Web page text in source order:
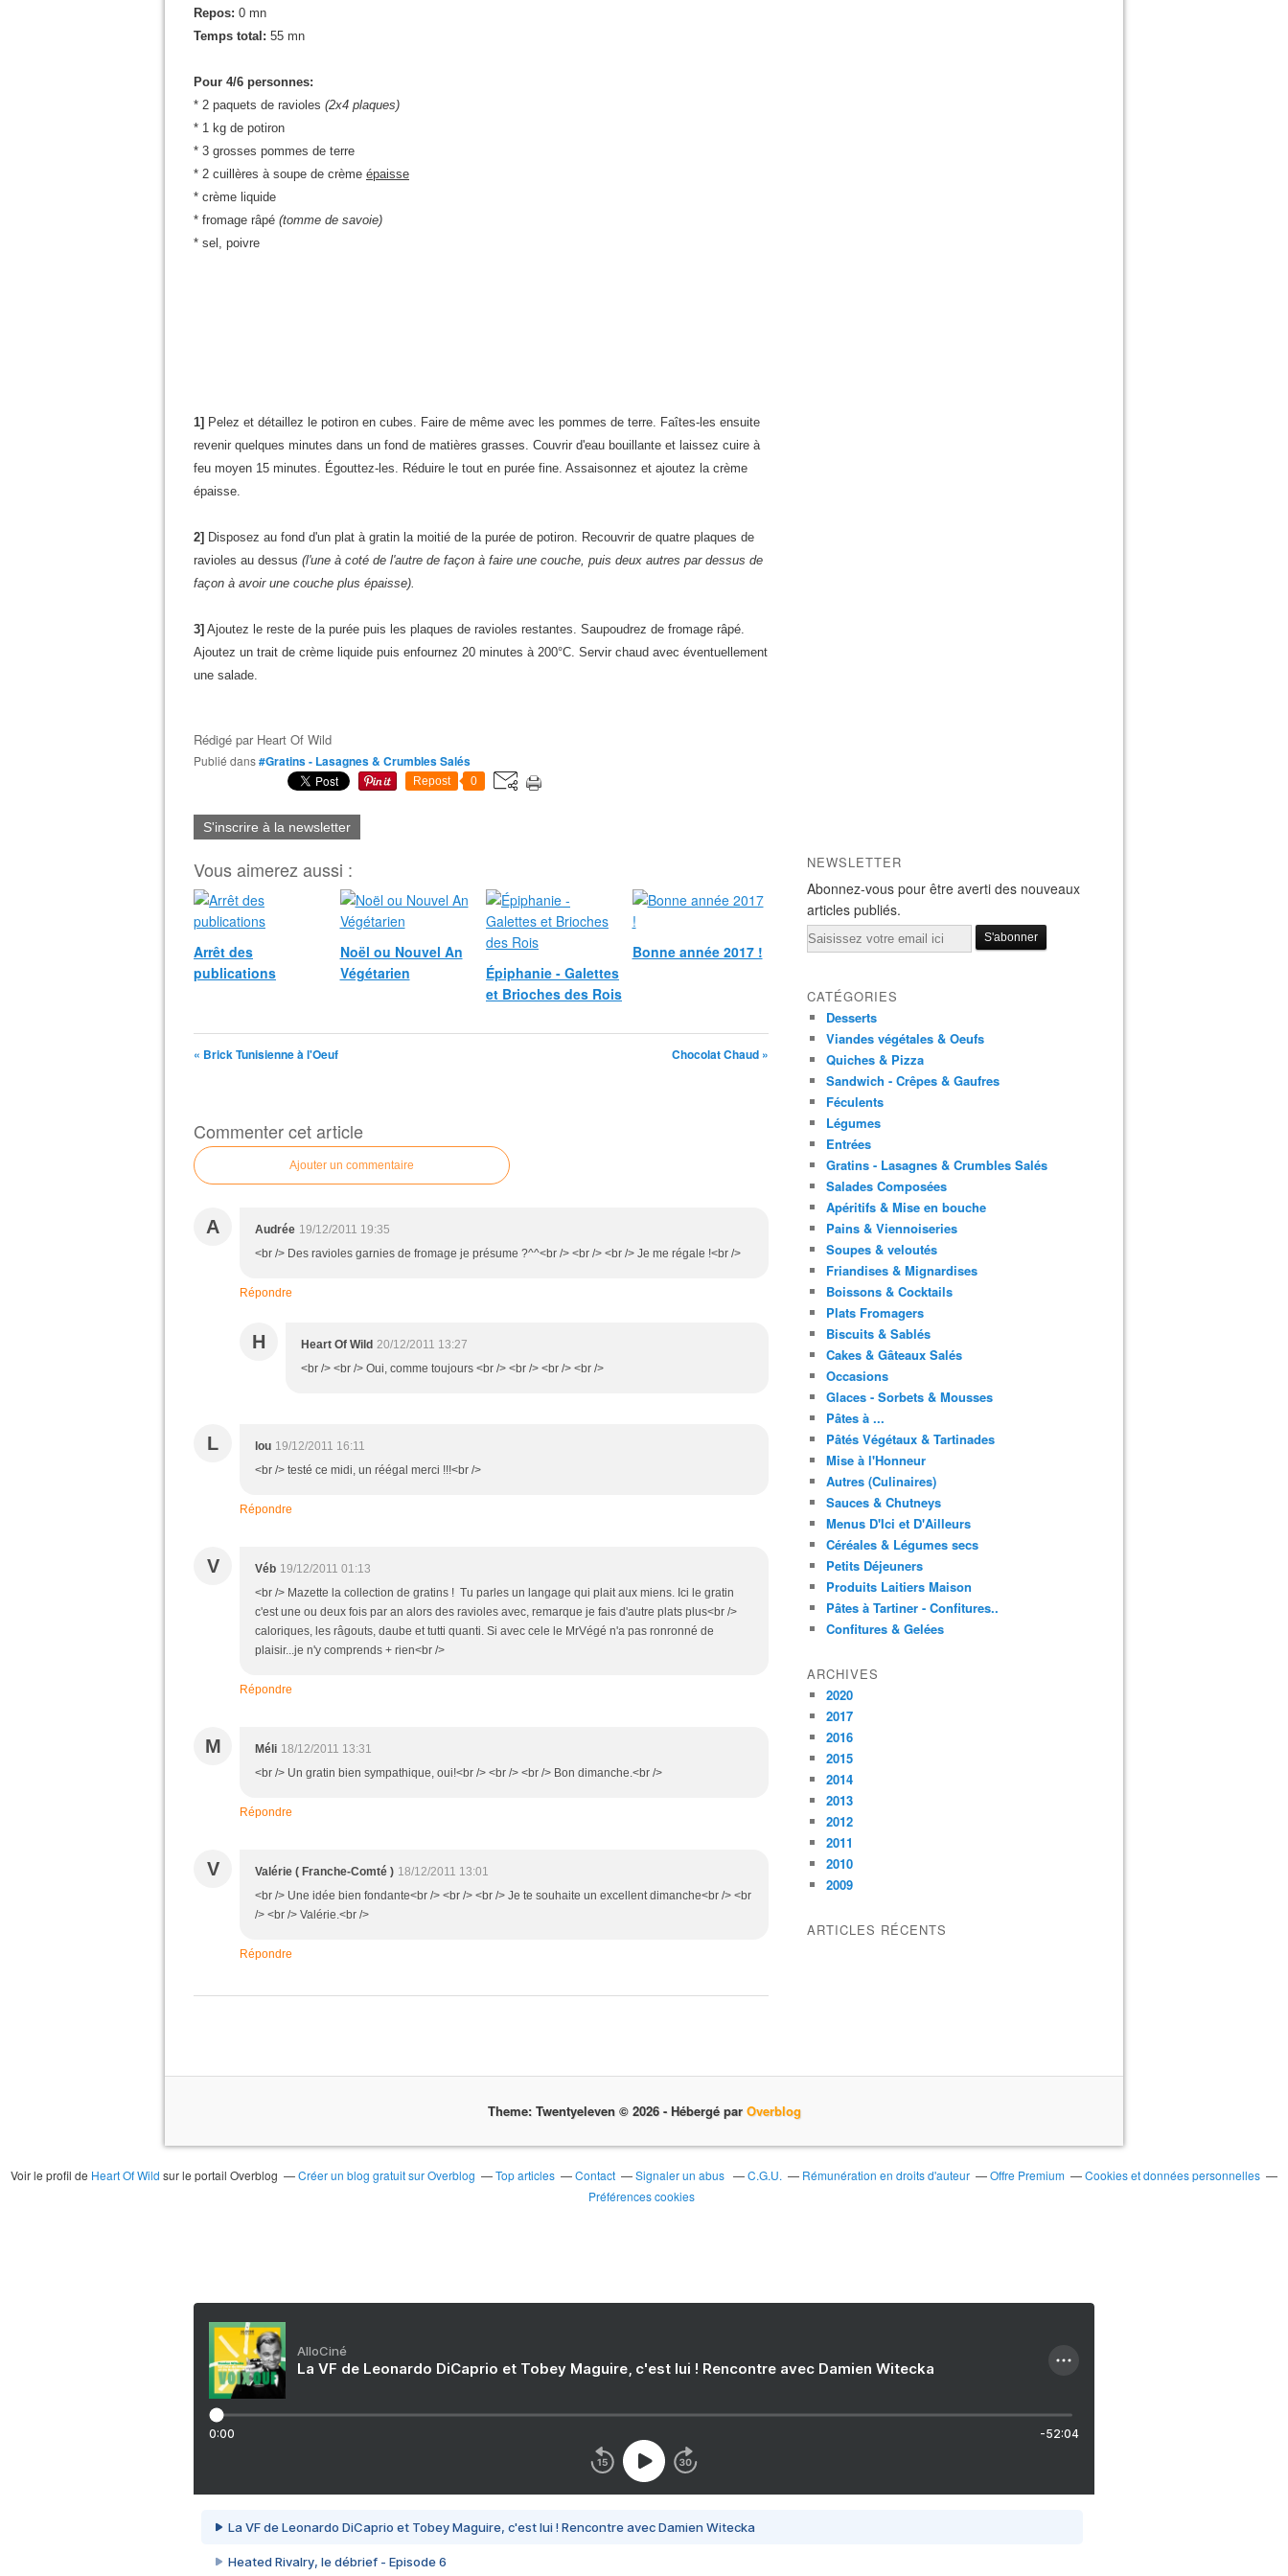
Repos: 0 mn
Temps total: 55 mn
Pour 4/6 personnes:
* 2 paquets de ravioles (2x4 plaques)
* 1 kg de potiron
* 3 grosses pommes de terre
* 2 cuillères à soupe de crème épaisse
* crème liquide
* fromage râpé (tomme de savoie)
* sel, poivre
1] Pelez et détaillez le potiron en cubes. Faire de même avec les pommes de terre. Faîtes-les ensuite
revenir quelques minutes dans un fond de matières grasses. Couvrir d'eau bouillante et laissez cuire à
feu moyen 15 minutes. Égouttez-les. Réduire le tout en purée fine. Assaisonnez et ajoutez la crème
épaisse.
2] Disposez au fond d'un plat à gratin la moitié de la purée de potiron. Recouvrir de quatre plaques de
ravioles au dessus (l'une à coté de l'autre de façon à faire une couche, puis deux autres par dessus de
façon à avoir une couche plus épaisse).
3] Ajoutez le reste de la purée puis les plaques de ravioles restantes. Saupoudrez de fromage râpé.
Ajoutez un trait de crème liquide puis enfournez 20 minutes à 200°C. Servir chaud avec éventuellement
une salade.
Rédigé par Heart Of Wild
Publié dans#Gratins - Lasagnes & Crumbles Salés
Repost 0
S'inscrire à la newsletter
Vous aimerez aussi :
Arrêt des
publications
Noël ou Nouvel An
Végétarien
Épiphanie - Galettes
et Brioches des Rois
Bonne année 2017 !
« Brick Tunisienne à l'Oeuf Chocolat Chaud »
Commenter cet article
Ajouter un commentaire
A Audrée 19/12/2011 19:35
<br /> Des ravioles garnies de fromage je présume ?^^<br /> <br /> <br /> Je me régale !<br />
Répondre
H Heart Of Wild 20/12/2011 13:27
<br /> <br /> Oui, comme toujours <br /> <br /> <br /> <br />
L lou 19/12/2011 16:11
<br /> testé ce midi, un réégal merci !!!<br />
Répondre
V Véb 19/12/2011 01:13
<br /> Mazette la collection de gratins ! Tu parles un langage qui plait aux miens. Ici le gratin
c'est une ou deux fois par an alors des ravioles avec, remarque je fais d'autre plats plus<br />
caloriques, les râgouts, daube et tutti quanti. Si avec cele le MrVégé n'a pas ronronné de
plaisir...je n'y comprends + rien<br />
Répondre
M Méli 18/12/2011 13:31
<br /> Un gratin bien sympathique, oui!<br /> <br /> <br /> Bon dimanche.<br />
Répondre
V Valérie ( Franche-Comté ) 18/12/2011 13:01
<br /> Une idée bien fondante<br /> <br /> <br /> Je te souhaite un excellent dimanche<br /> <br
/> <br /> Valérie.<br />
Répondre
NEWSLETTER
Abonnez-vous pour être averti des nouveaux
articles publiés.
Email
CATÉGORIES
Desserts
Viandes végétales & Oeufs
Quiches & Pizza
Sandwich - Crêpes & Gaufres
Féculents
Légumes
Entrées
Gratins - Lasagnes & Crumbles Salés
Salades Composées
Apéritifs & Mise en bouche
Pains & Viennoiseries
Soupes & veloutés
Friandises & Mignardises
Boissons & Cocktails
Plats Fromagers
Biscuits & Sablés
Cakes & Gâteaux Salés
Occasions
Glaces - Sorbets & Mousses
Pâtes à ...
Pâtés Végétaux & Tartinades
Mise à l'Honneur
Autres (Culinaires)
Sauces & Chutneys
Menus D'Ici et D'Ailleurs
Céréales & Légumes secs
Petits Déjeuners
Produits Laitiers Maison
Pâtes à Tartiner - Confitures..
Confitures & Gelées
ARCHIVES
2020
2017
2016
2015
2014
2013
2012
2011
2010
2009
ARTICLES RÉCENTS
Theme: Twentyeleven © 2026 - Hébergé par Overblog
Voir le profil de Heart Of Wild sur le portail Overblog Créer un blog gratuit sur Overblog Top articles Contact Signaler un abus C.G.U. Rémunération en droits d'auteur Offre Premium
Cookies et données personnelles
Préférences cookies
AlloCiné
La VF de Leonardo DiCaprio et Tobey Maguire, c'est lui ! Rencontre avec Damien Witecka
0:00 -52:04
La VF de Leonardo DiCaprio et Tobey Maguire, c'est lui ! Rencontre avec Damien Witecka
Heated Rivalry, le débrief - Episode 6